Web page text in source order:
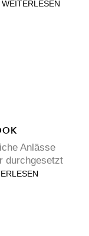
WEITERLESEN
Anlässe
durchgesetzt